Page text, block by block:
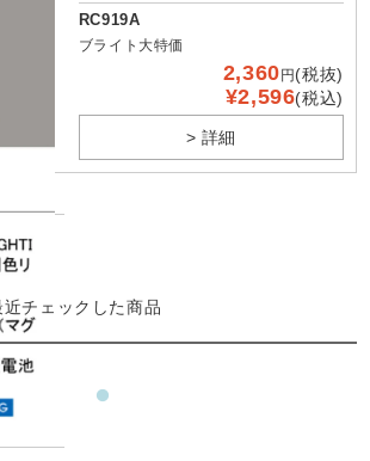
RC919A
ブライト大特価
2,360 円 (税抜)
¥2,596(税込)
> 詳細
近チェックした商品